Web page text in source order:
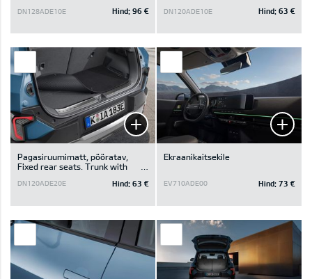
DN128ADE10E Hind: 96 € DN120ADE10E Hind: 63 €
Pagasiruumimatt, pööratav,
Fixed rear seats. Trunk with
DN120ADE20E Hind: 63 €
Ekraanikaitsekile
EV710ADE00 Hind: 73 €